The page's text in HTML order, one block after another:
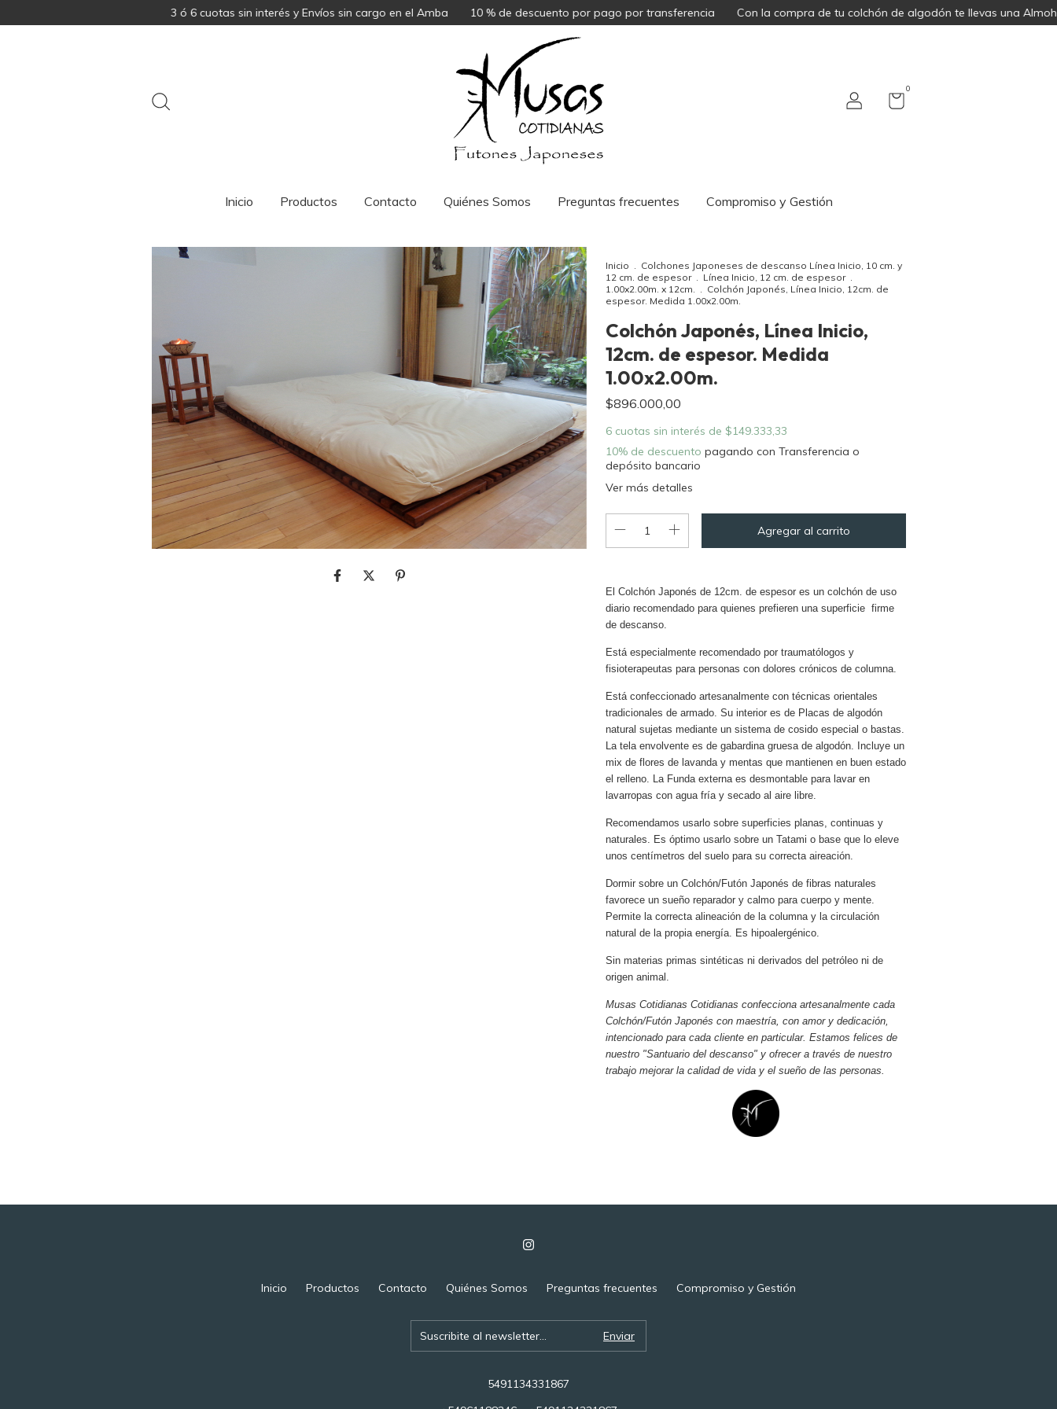
3 ó 6 cuotas sin interés y Envíos sin cargo en el Amba 10 % de descuento por pago por transferencia Con la compra de tu colchón de algodón te llevas una Almohada
0
Inicio Productos Contacto Quiénes Somos Preguntas frecuentes Compromiso y Gestión
Inicio
Colchones Japoneses de descanso Línea Inicio, 10 cm. y
12 cm. de espesor
Línea Inicio, 12 cm. de espesor
1.00x2.00m. x 12cm.
Colchón Japonés, Línea Inicio, 12cm. de
espesor. Medida 1.00x2.00m.
Colchón Japonés, Línea Inicio,
12cm. de espesor. Medida
1.00x2.00m.
$896.000,00
6 cuotas sin interés de $149.333,33
10% de descuento pagando con Transferencia o
depósito bancario
Ver más detalles
El Colchón Japonés de 12cm. de espesor es un colchón de uso
diario recomendado para quienes prefieren una superficie firme
de descanso.
Está especialmente recomendado por traumatólogos y
fisioterapeutas para personas con dolores crónicos de columna.
Está confeccionado artesanalmente con técnicas orientales
tradicionales de armado. Su interior es de Placas de algodón
natural sujetas mediante un sistema de cosido especial o bastas.
La tela envolvente es de gabardina gruesa de algodón. Incluye un
mix de flores de lavanda y mentas que mantienen en buen estado
el relleno. La Funda externa es desmontable para lavar en
lavarropas con agua fría y secado al aire libre.
Recomendamos usarlo sobre superficies planas, continuas y
naturales. Es óptimo usarlo sobre un Tatami o base que lo eleve
unos centímetros del suelo para su correcta aireación.
Dormir sobre un Colchón/Futón Japonés de fibras naturales
favorece un sueño reparador y calmo para cuerpo y mente.
Permite la correcta alineación de la columna y la circulación
natural de la propia energía. Es hipoalergénico.
Sin materias primas sintéticas ni derivados del petróleo ni de
origen animal.
Musas Cotidianas Cotidianas confecciona artesanalmente cada
Colchón/Futón Japonés con maestría, con amor y dedicación,
intencionado para cada cliente en particular. Estamos felices de
nuestro "Santuario del descanso" y ofrecer a través de nuestro
trabajo mejorar la calidad de vida y el sueño de las personas.
Inicio Productos Contacto Quiénes Somos Preguntas frecuentes Compromiso y Gestión
5491134331867